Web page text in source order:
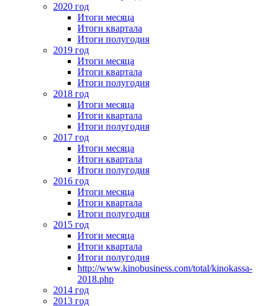
2020 год
Итоги месяца
Итоги квартала
Итоги полугодия
2019 год
Итоги месяца
Итоги квартала
Итоги полугодия
2018 год
Итоги месяца
Итоги квартала
Итоги полугодия
2017 год
Итоги месяца
Итоги квартала
Итоги полугодия
2016 год
Итоги месяца
Итоги квартала
Итоги полугодия
2015 год
Итоги месяца
Итоги квартала
Итоги полугодия
http://www.kinobusiness.com/total/kinokassa-
2018.php
2014 год
2013 год